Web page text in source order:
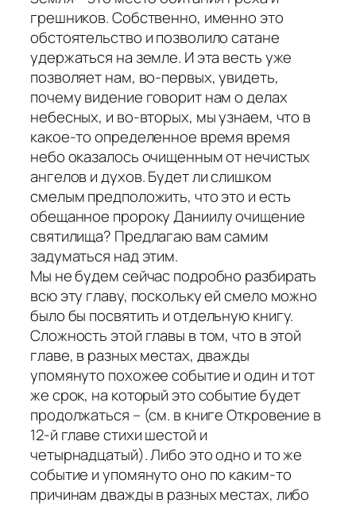
грешников. Собственно, именно это
обстоятельство и позволило сатане
удержаться на земле. И эта весть уже
позволяет нам, во-первых, увидеть,
почему видение говорит нам о делах
небесных, и во-вторых, мы узнаем, что в
какое-то определенное время время
небо оказалось очищенным от нечистых
ангелов и духов. Будет ли слишком
смелым предположить, что это и есть
обещанное пророку Даниилу очищение
святилища? Предлагаю вам самим
задуматься над этим.
Мы не будем сейчас подробно разбирать
всю эту главу, поскольку ей смело можно
было бы посвятить и отдельную книгу.
Сложность этой главы в том, что в этой
главе, в разных местах, дважды
упомянуто похожее событие и один и тот
же срок, на который это событие будет
продолжаться – (см. в книге Откровение в
12-й главе стихи шестой и
четырнадцатый). Либо это одно и то же
событие и упомянуто оно по каким-то
причинам дважды в разных местах, либо